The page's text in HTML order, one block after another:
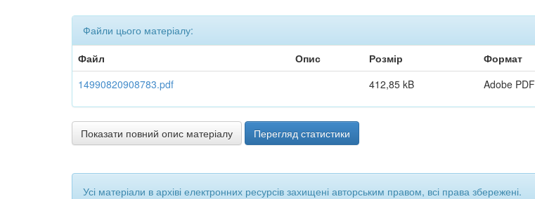
Файли цього матеріалу:
Файл
Опис Розмір
Формат
14990820908783.pdf
412,85 kB Adobe PDF
Показати повний опис матеріалу Перегляд статистики
Усі матеріали в архіві електронних ресурсів захищені авторським правом, всі права збережені.